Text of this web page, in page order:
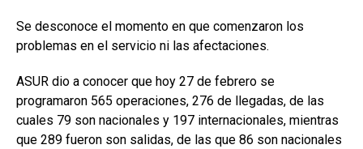
Se desconoce el momento en que comenzaron los
problemas en el servicio ni las afectaciones.
ASUR dio a conocer que hoy 27 de febrero se
programaron 565 operaciones, 276 de llegadas, de las
cuales 79 son nacionales y 197 internacionales, mientras
que 289 fueron son salidas, de las que 86 son nacionales